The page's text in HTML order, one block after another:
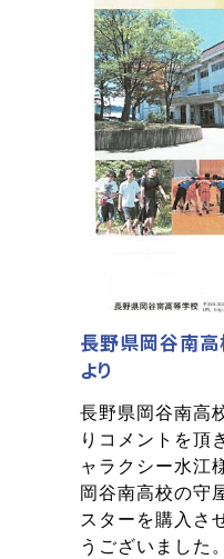
長野県岡谷南
より
長野県岡谷南高
りコメントを頂
ャラクシー水江
岡谷南高校の守
スターを購入さ
うございました